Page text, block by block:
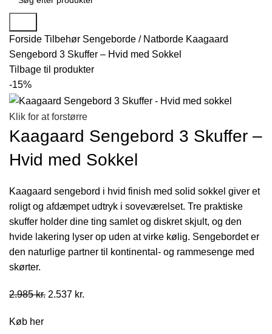
Forside Tilbehør Sengeborde / Natborde Kaagaard
Sengebord 3 Skuffer – Hvid med Sokkel
Tilbage til produkter
-15%
Klik for at forstørre
Kaagaard Sengebord 3 Skuffer –
Hvid med Sokkel
Kaagaard sengebord i hvid finish med solid sokkel giver et
roligt og afdæmpet udtryk i soveværelset. Tre praktiske
skuffer holder dine ting samlet og diskret skjult, og den
hvide lakering lyser op uden at virke kølig. Sengebordet er
den naturlige partner til kontinental- og rammesenge med
skørter.
2.985kr. Den
2.537 kr.
Køb her